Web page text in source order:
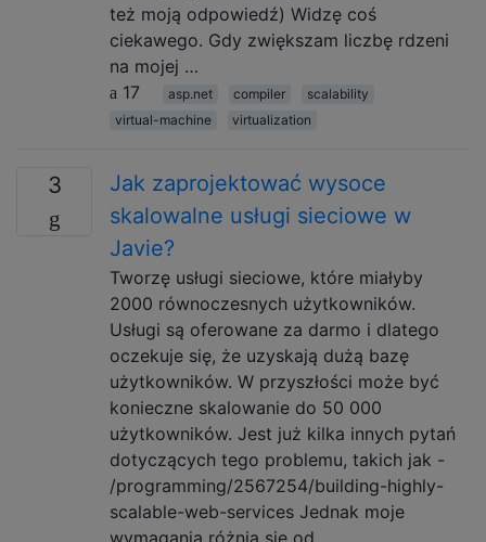
też moją odpowiedź) Widzę coś
ciekawego. Gdy zwiększam liczbę rdzeni
na mojej …
17
asp.net compiler
scalability
virtual-machine
virtualization
3
Jak zaprojektować wysoce
skalowalne usługi sieciowe w
Javie?
Tworzę usługi sieciowe, które miałyby
2000 równoczesnych użytkowników.
Usługi są oferowane za darmo i dlatego
oczekuje się, że uzyskają dużą bazę
użytkowników. W przyszłości może być
konieczne skalowanie do 50 000
użytkowników. Jest już kilka innych pytań
dotyczących tego problemu, takich jak -
/programming/2567254/building-highly-
scalable-web-services Jednak moje
wymagania różnią się od …